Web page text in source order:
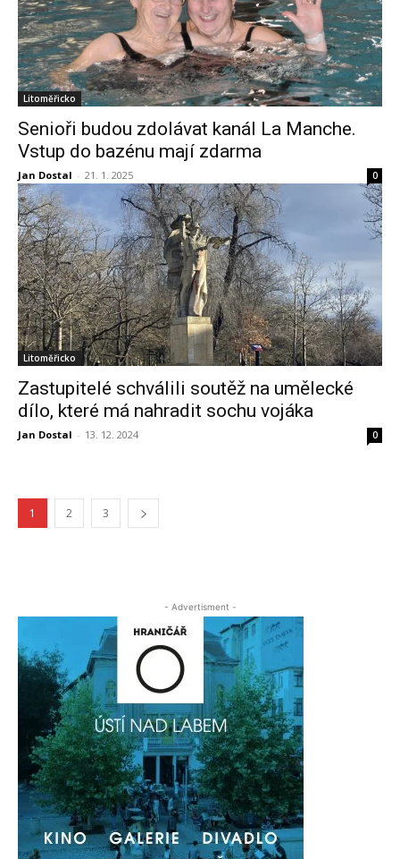
Litoměřicko
Senioři budou zdolávat kanál La Manche.
Vstup do bazénu mají zdarma
Jan Dostal - 21. 1. 2025 0
Litoměřicko
Zastupitelé schválili soutěž na umělecké
dílo, které má nahradit sochu vojáka
Jan Dostal - 13. 12. 2024 0
1 2 3
- Advertisment -